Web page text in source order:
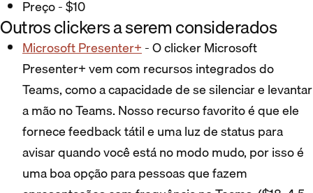
Preço - $10
Outros clickers a serem considerados
Microsoft Presenter+ - O clicker Microsoft
Presenter+ vem com recursos integrados do
Teams, como a capacidade de se silenciar e levantar
a mão no Teams. Nosso recurso favorito é que ele
fornece feedback tátil e uma luz de status para
avisar quando você está no modo mudo, por isso é
uma boa opção para pessoas que fazem